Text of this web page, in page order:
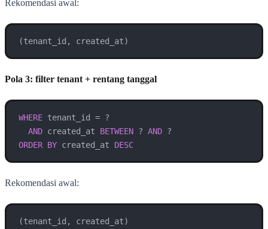
Rekomendasi awal:
(tenant_id, created_at)
Pola 3: filter tenant + rentang tanggal
WHERE tenant_id = ?
AND created_at BETWEEN ? AND
ORDER BY created_at DESC
Rekomendasi awal:
(tenant_id, created_at)